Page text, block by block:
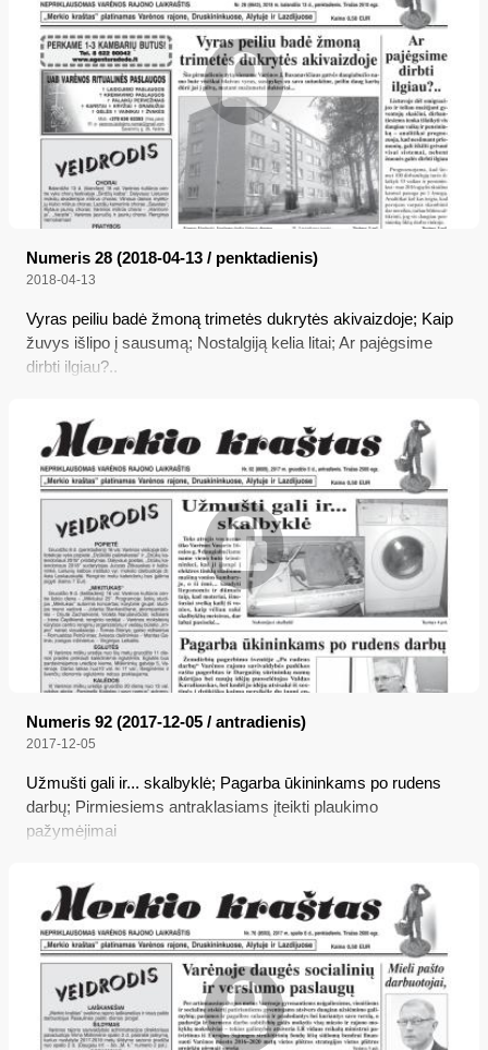
Numeris 28 (2018-04-13 / penktadienis)
2018-04-13
Vyras peiliu badė žmoną trimetės dukrytės akivaizdoje; Kaip
žuvys išlipo į sausumą; Nostalgiją kelia litai; Ar pajėgsime
dirbti ilgiau?..
Numeris 92 (2017-12-05 / antradienis)
2017-12-05
Užmušti gali ir... skalbyklė; Pagarba ūkininkams po rudens
darbų; Pirmiesiems antraklasiams įteikti plaukimo
pažymėjimai